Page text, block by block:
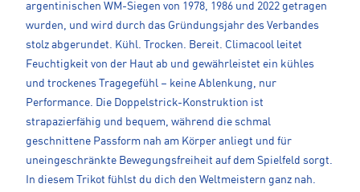
argentinischen WM-Siegen von 1978, 1986 und 2022 getragen
wurden, und wird durch das Gründungsjahr des Verbandes
stolz abgerundet. Kühl. Trocken. Bereit. Climacool leitet
Feuchtigkeit von der Haut ab und gewährleistet ein kühles
und trockenes Tragegefühl – keine Ablenkung, nur
Performance. Die Doppelstrick-Konstruktion ist
strapazierfähig und bequem, während die schmal
geschnittene Passform nah am Körper anliegt und für
uneingeschränkte Bewegungsfreiheit auf dem Spielfeld sorgt.
In diesem Trikot fühlst du dich den Weltmeistern ganz nah.